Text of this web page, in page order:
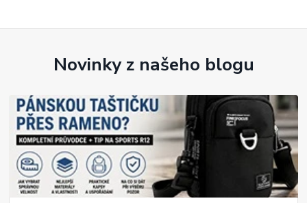
Novinky z našeho blogu